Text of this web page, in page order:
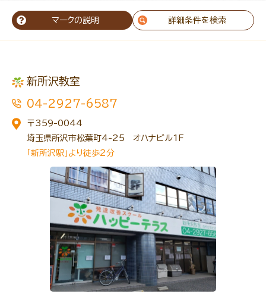
教室一覧
トレキング DIDIM
マークの説明 詳細条件を検索
新所沢教室
04-2927-6587
〒359-0044
埼玉県所沢市松葉町4-25 オハナビル1F
「新所沢駅」より徒歩2分